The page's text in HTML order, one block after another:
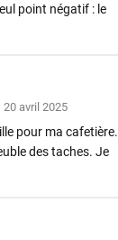
point négatif : le
20 avril 2025
pour ma cafetière.
des taches. Je